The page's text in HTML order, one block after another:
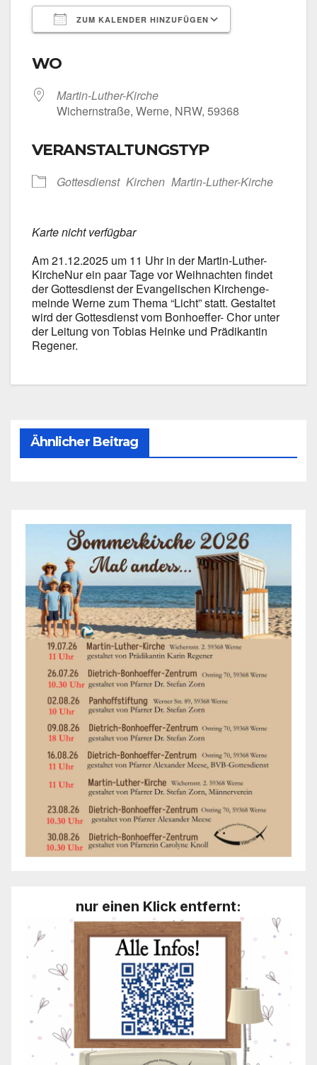
ZUM KALENDER HINZUFÜGEN
WO
Martin-Luther-Kirche
Wichern­stra­ße, Wer­ne, NRW, 59368
VERANSTALTUNGSTYP
Got­tes­dienst Kir­chen Martin-Luther-Kirche
Kar­te nicht ver­füg­bar
Am 21.12.2025 um 11 Uhr in der Martin-Luther-
KircheNur ein paar Tage vor Weih­nach­ten fin­det
der Got­tes­dienst der Evan­ge­li­schen Kir­chen­ge­
mein­de Wer­ne zum The­ma “Licht” statt. Gestal­tet
wird der Got­tes­dienst vom Bonhoeffer- Chor unter
der Lei­tung von Tobi­as Hein­ke und Prä­di­kan­tin
Rege­ner.
Ähnlicher Beitrag
nur einen Klick entfernt: